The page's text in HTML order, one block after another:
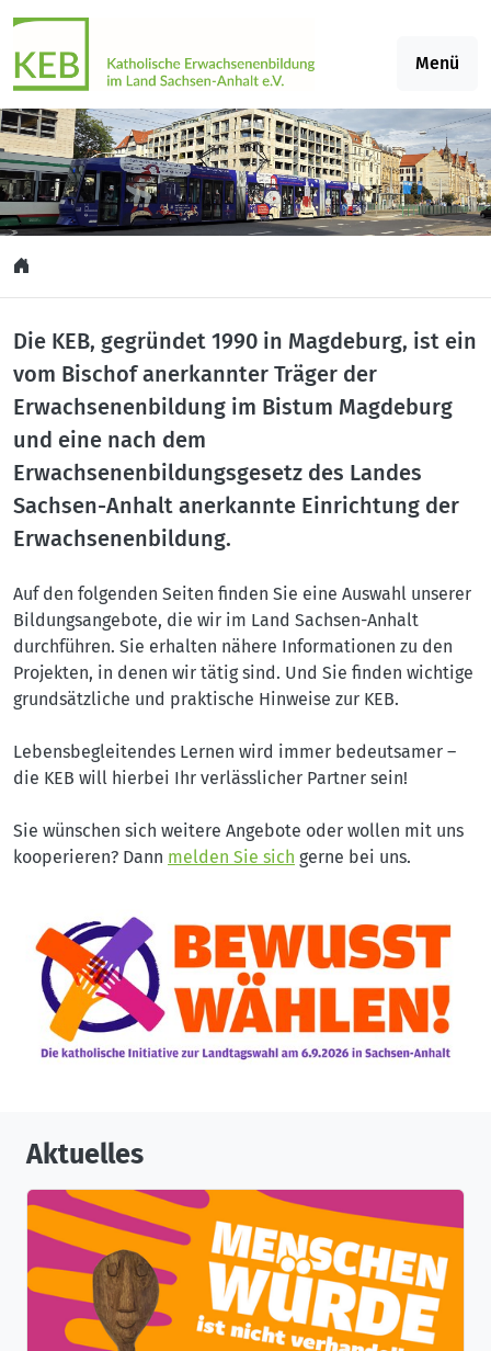
Menü
Die KEB, gegründet 1990 in Magdeburg, ist ein
vom Bischof anerkannter Träger der
Erwachsenenbildung im Bistum Magdeburg
und eine nach dem
Erwachsenenbildungsgesetz des Landes
Sachsen-Anhalt anerkannte Einrichtung der
Erwachsenenbildung.
Auf den folgenden Seiten finden Sie eine Auswahl unserer
Bildungsangebote, die wir im Land Sachsen-Anhalt
durchführen. Sie erhalten nähere Informationen zu den
Projekten, in denen wir tätig sind. Und Sie finden wichtige
grundsätzliche und praktische Hinweise zur KEB.
Lebensbegleitendes Lernen wird immer bedeutsamer –
die KEB will hierbei Ihr verlässlicher Partner sein!
Sie wünschen sich weitere Angebote oder wollen mit uns
kooperieren? Dann melden Sie sich gerne bei uns.
Aktuelles